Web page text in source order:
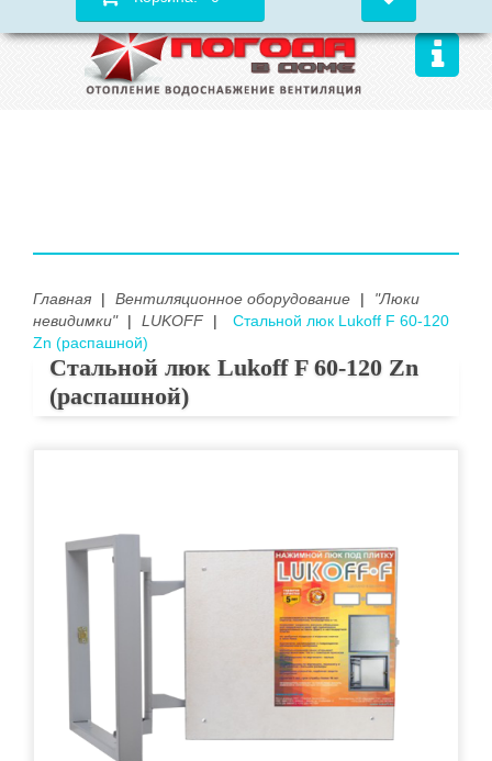
Главная | Вентиляционное оборудование |
"Люки
невидимки"
| LUKOFF |
Стальной люк Lukoff F 60-120
Zn (распашной)
Стальной люк Lukoff F 60-120 Zn
(распашной)